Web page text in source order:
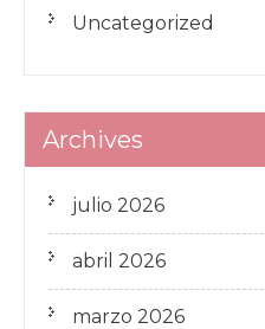
Uncategorized
Archives
julio 2026
abril 2026
marzo 2026